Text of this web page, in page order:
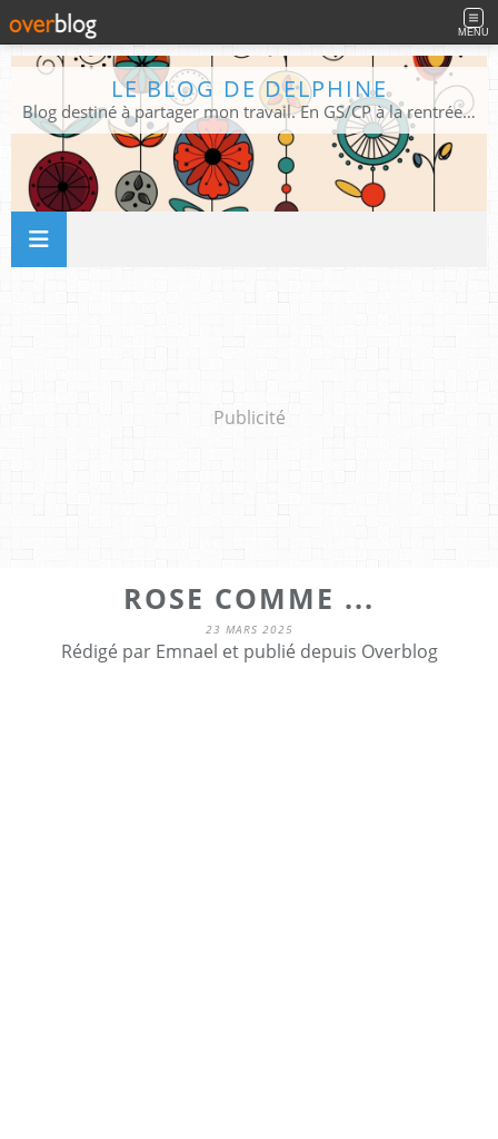
MENU
LE BLOG DE DELPHINE
Blog destiné à partager mon travail. En GS/CP à la rentrée 2026/2027 !
Publicité
ROSE COMME ...
23 MARS 2025
Rédigé par Emnael et publié depuis Overblog